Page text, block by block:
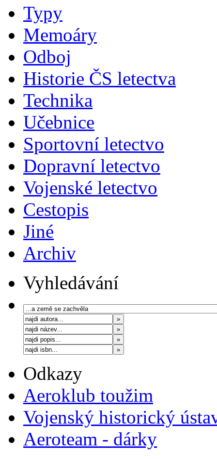
Typy
Memoáry
Odboj
Historie ČS letectva
Technika
Učebnice
Sportovní letectvo
Dopravní letectvo
Vojenské letectvo
Cestopis
Jiné
Archiv
Vyhledávání
Odkazy
Aeroklub toužim
Vojenský historický
Aeroteam - dárky